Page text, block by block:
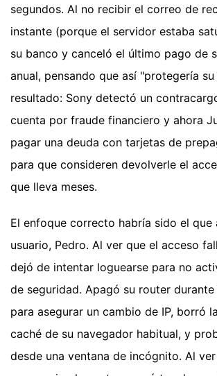
segundos. Al no recibir el correo de
instante (porque el servidor estaba
su banco y canceló el último pago de
anual, pensando que así "protegería su
resultado: Sony detectó un
cuenta por fraude financiero y ahora
pagar una deuda con tarjetas de
para que consideren devolverle el
que lleva meses.
El enfoque correcto habría sido el
usuario, Pedro. Al ver que el acceso
dejó de intentar loguearse para no
de seguridad. Apagó su router durante
para asegurar un cambio de IP, borró
caché de su navegador habitual, y
desde una ventana de incógnito. Al